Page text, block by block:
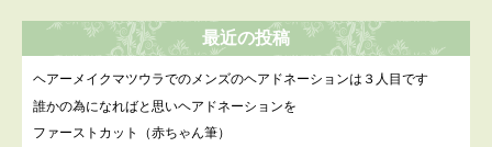
最近の投稿
ヘアーメイクマツウラでのメンズのヘアドネーションは３人目です
誰かの為になればと思いヘアドネーションを
ファーストカット（赤ちゃん筆）